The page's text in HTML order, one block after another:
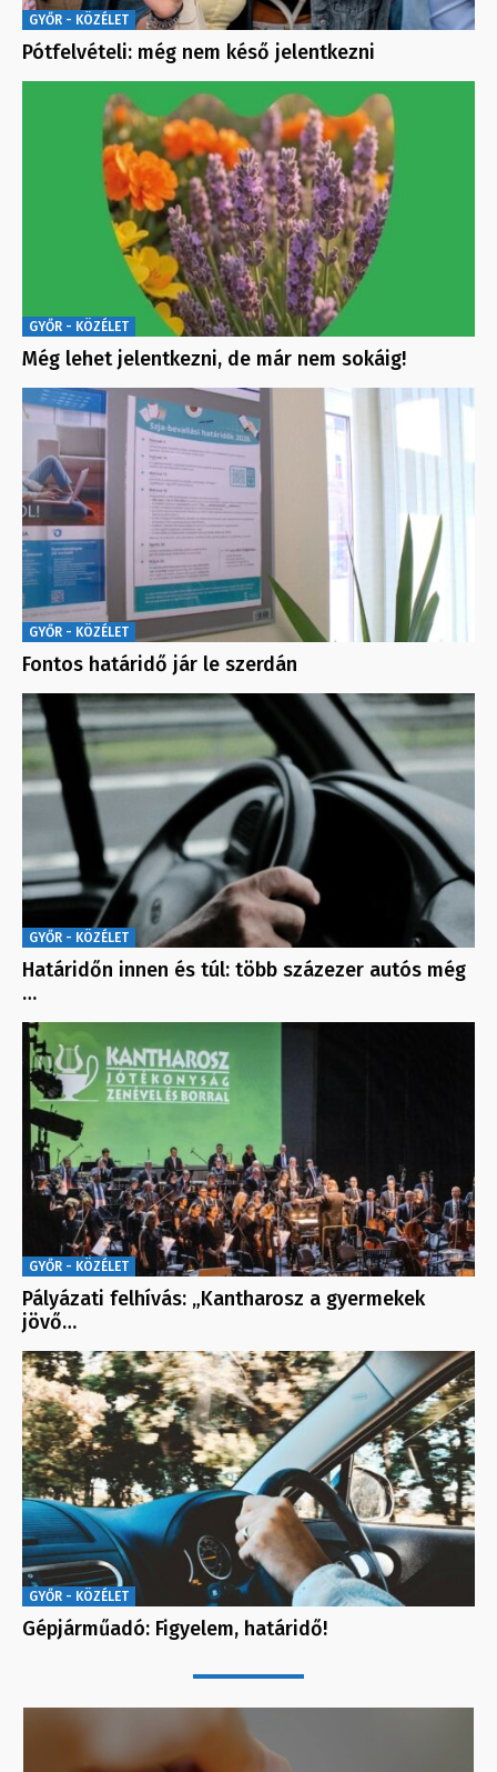
GYŐR - KÖZÉLET
Pótfelvételi: még nem késő jelentkezni
GYŐR - KÖZÉLET
Még lehet jelentkezni, de már nem sokáig!
GYŐR - KÖZÉLET
Fontos határidő jár le szerdán
GYŐR - KÖZÉLET
Határidőn innen és túl: több százezer autós még
…
GYŐR - KÖZÉLET
Pályázati felhívás: „Kantharosz a gyermekek
jövő…
GYŐR - KÖZÉLET
Gépjárműadó: Figyelem, határidő!